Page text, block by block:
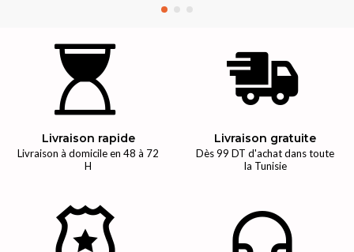
Livraison rapide
Livraison à domicile en 48 à 72
H
Livraison gratuite
Dès 99 DT d'achat dans toute
la Tunisie